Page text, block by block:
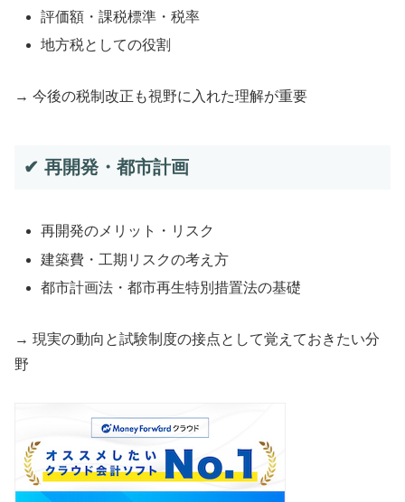
評価額・課税標準・税率
地方税としての役割
→ 今後の税制改正も視野に入れた理解が重要
✔ 再開発・都市計画
再開発のメリット・リスク
建築費・工期リスクの考え方
都市計画法・都市再生特別措置法の基礎
→ 現実の動向と試験制度の接点として覚えておきたい分
野